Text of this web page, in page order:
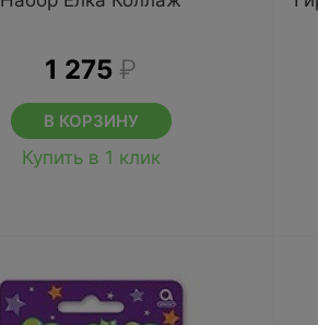
1 275 ₽
В КОРЗИНУ
Купить в 1 клик